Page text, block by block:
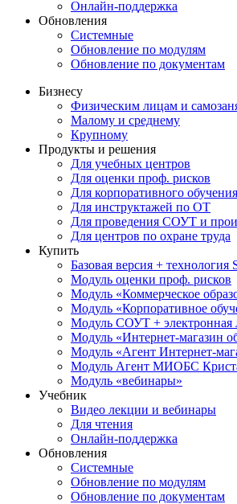
Онлайн-поддержка
Обновления
Системные
Обновление по модулям
Обновление по документам
Бизнесу
Физическим лицам и
Малому и среднему
Крупному
Продукты и решения
Для учебных центров
Для оценки проф. рисков
Для корпоративного обучения
Для инструктажей по ОТ
Для проведения СОУТ и
Для центров по охране труда
Купить
Базовая версия + технология
Модуль оценки проф. рисков
Модуль «Коммерческое
Модуль «Корпоративное
Модуль СОУТ + электронная
Модуль «Интернет-магазин
Модуль «Агент Интернет-
Модуль Агент МИОБС
Модуль «вебинары»
Учебник
Видео лекции и вебинары
Для чтения
Онлайн-поддержка
Обновления
Системные
Обновление по модулям
Обновление по документам